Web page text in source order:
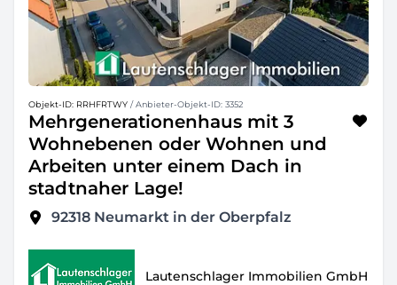
Objekt-ID: RRHFRTWY / Anbieter-Objekt-ID: 3352
Mehrgenerationenhaus mit 3
Wohnebenen oder Wohnen und
Arbeiten unter einem Dach in
stadtnaher Lage!
92318 Neumarkt in der Oberpfalz
Lautenschlager Immobilien GmbH